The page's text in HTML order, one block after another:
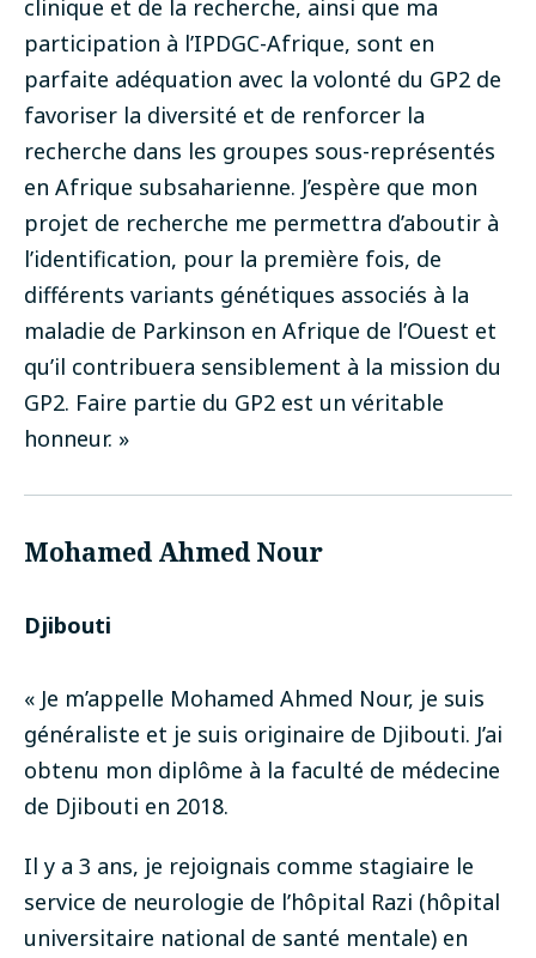
clinique et de la recherche, ainsi que ma
participation à l’IPDGC-Afrique, sont en
parfaite adéquation avec la volonté du GP2 de
favoriser la diversité et de renforcer la
recherche dans les groupes sous-représentés
en Afrique subsaharienne. J’espère que mon
projet de recherche me permettra d’aboutir à
l’identification, pour la première fois, de
différents variants génétiques associés à la
maladie de Parkinson en Afrique de l’Ouest et
qu’il contribuera sensiblement à la mission du
GP2. Faire partie du GP2 est un véritable
honneur. »
Mohamed Ahmed Nour
Djibouti
« Je m’appelle Mohamed Ahmed Nour, je suis
généraliste et je suis originaire de Djibouti. J’ai
obtenu mon diplôme à la faculté de médecine
de Djibouti en 2018.
Il y a 3 ans, je rejoignais comme stagiaire le
service de neurologie de l’hôpital Razi (hôpital
universitaire national de santé mentale) en